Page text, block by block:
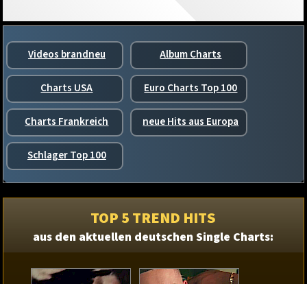
Videos brandneu Album Charts
Charts USA Euro Charts Top 100
Charts Frankreich neue Hits aus Europa
Schlager Top 100
TOP 5 TREND HITS
aus den aktuellen deutschen Single Charts: